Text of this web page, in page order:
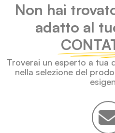
Non hai
adatto al
Troverai un esperto a tua
nella selezione del